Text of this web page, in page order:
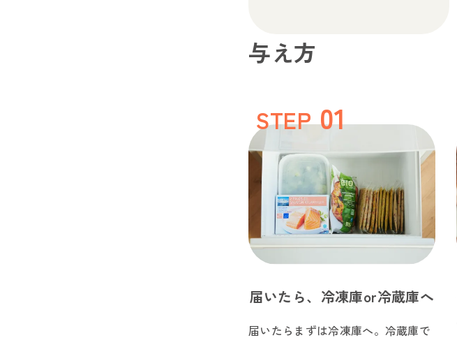
与え方
STEP
届いたら、冷凍庫or冷蔵庫へ
届いたらまずは冷凍庫へ。冷蔵庫で